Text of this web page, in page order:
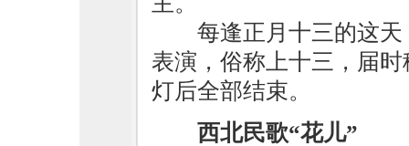
每逢正月十三的这
表演，俗称上十三，届
灯后全部结束。
西北民歌“花儿”